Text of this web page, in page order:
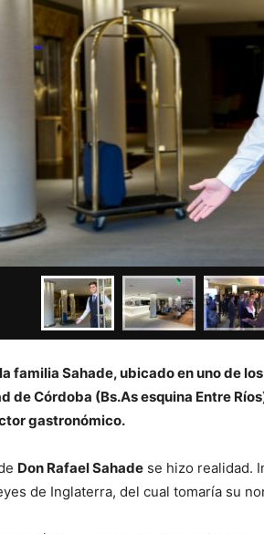
familia Sahade, ubicado en uno de
de Córdoba (Bs.As esquina Entre
gastronómico.
Don Rafael Sahade se hizo realidad.
de Inglaterra, del cual tomaría su